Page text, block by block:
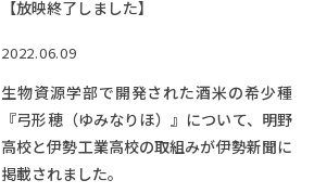
【放映終了しました】
2022.06.09
生物資源学部で開発された酒米の希少種
『弓形穂（ゆみなりほ）』について、明野
高校と伊勢工業高校の取組みが伊勢新聞に
掲載されました。